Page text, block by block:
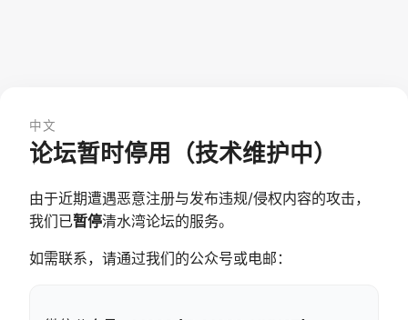
中文
论坛暂时停用（技术维护中）
由于近期遭遇恶意注册与发布违规/侵权内容的攻击，
我们已暂停清水湾论坛的服务。
如需联系，请通过我们的公众号或电邮：